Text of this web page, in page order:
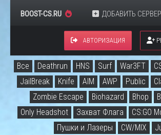
BOOST-CS.RU ДОБАВИТЬ СЕРВЕР
АВТОРИЗАЦИЯ
Все Deathrun HNS Surf War3FT
JailBreak
Knife AIM AWP Public
Zombie Escape
Biohazard Bhop
Only Headshot
Захват Флага CS:GO
Пушки и Лазеры
CW/MIX